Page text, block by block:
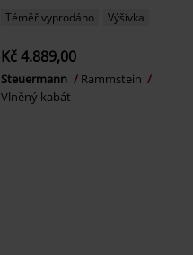
Téměř vyprodáno Výšivka
Kč 4.889,00
Steuermann
Rammstein
Vlněný kabát